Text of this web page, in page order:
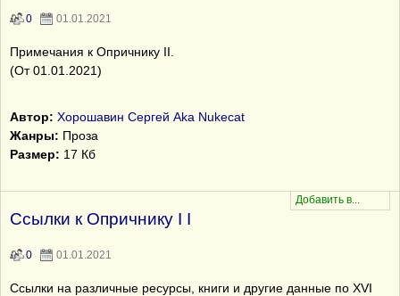
0 01.01.2021
Примечания к Опричнику II.
(От 01.01.2021)
Автор: Хорошавин Сергей Aka Nukecat
Жанры: Проза
Размер: 17 Кб
Ссылки к Опричнику I I
0 01.01.2021
Ссылки на различные ресурсы, книги и другие данные по XVI